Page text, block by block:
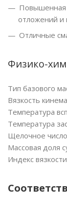
Повышенная
отложений и
Отличные
Физико-
Тип базового
Вязкость
Температура
Температура
Щелочное
Массовая доля
Индекс